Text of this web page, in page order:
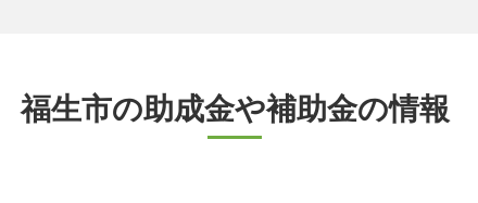
福生市の助成金や補助金の情報